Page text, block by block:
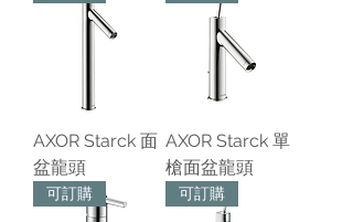
AXOR Starck 面
盆龍頭
AXOR Starck 單
槍面盆龍頭
可訂購 可訂購